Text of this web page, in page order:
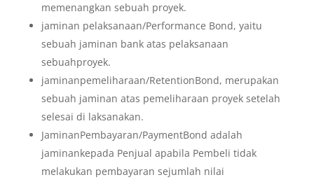
memenangkan sebuah proyek.
jaminan pelaksanaan/Performance Bond, yaitu
sebuah jaminan bank atas pelaksanaan
sebuahproyek.
jaminanpemeliharaan/RetentionBond, merupakan
sebuah jaminan atas pemeliharaan proyek setelah
selesai di laksanakan.
JaminanPembayaran/PaymentBond adalah
jaminankepada Penjual apabila Pembeli tidak
melakukan pembayaran sejumlah nilai